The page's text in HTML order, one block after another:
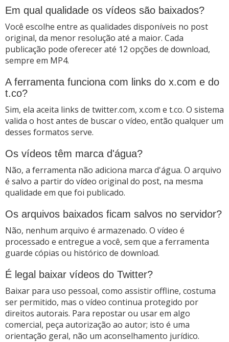
Em qual qualidade os vídeos são baixados?
Você escolhe entre as qualidades disponíveis no post
original, da menor resolução até a maior. Cada
publicação pode oferecer até 12 opções de download,
sempre em MP4.
A ferramenta funciona com links do x.com e do
t.co?
Sim, ela aceita links de twitter.com, x.com e t.co. O sistema
valida o host antes de buscar o vídeo, então qualquer um
desses formatos serve.
Os vídeos têm marca d'água?
Não, a ferramenta não adiciona marca d'água. O arquivo
é salvo a partir do vídeo original do post, na mesma
qualidade em que foi publicado.
Os arquivos baixados ficam salvos no servidor?
Não, nenhum arquivo é armazenado. O vídeo é
processado e entregue a você, sem que a ferramenta
guarde cópias ou histórico de download.
É legal baixar vídeos do Twitter?
Baixar para uso pessoal, como assistir offline, costuma
ser permitido, mas o vídeo continua protegido por
direitos autorais. Para repostar ou usar em algo
comercial, peça autorização ao autor; isto é uma
orientação geral, não um aconselhamento jurídico.